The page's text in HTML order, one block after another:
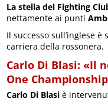
La stella del Fighting
nettamente ai punti
Il successo sull’inglese
carriera della rossonera.
Carlo Di Blasi: «Il
One
Carlo Di Blasi è